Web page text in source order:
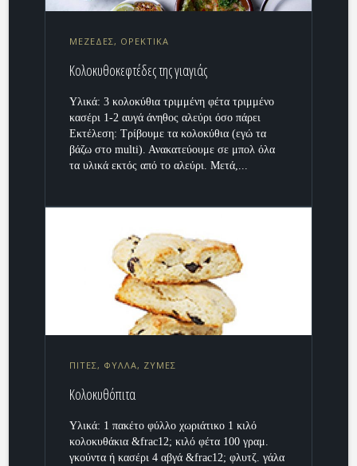
ΜΕΖΕΔΕΣ, ΟΡΕΚΤΙΚΑ
Κολοκυθοκεφτέδες της γιαγιάς
Υλικά: 3 κολοκύθια τριμμένη φέτα τριμμένο
κασέρι 1-2 αυγά άνηθος αλεύρι όσο πάρει
Εκτέλεση: Τρίβουμε τα κολοκύθια (εγώ τα
βάζω στο multi). Ανακατεύουμε σε μπολ όλα
τα υλικά εκτός από το αλεύρι. Μετά,...
ΠΙΤΕΣ, ΦΥΛΛΑ, ΖΥΜΕΣ
Κολοκυθόπιτα
Υλικά: 1 πακέτο φύλλο χωριάτικο 1 κιλό
κολοκυθάκια &frac12; κιλό φέτα 100 γραμ.
γκούντα ή κασέρι 4 αβγά &frac12; φλυτζ. γάλα